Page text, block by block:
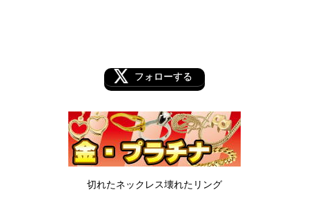
フォローする
切れたネックレス壊れたリング